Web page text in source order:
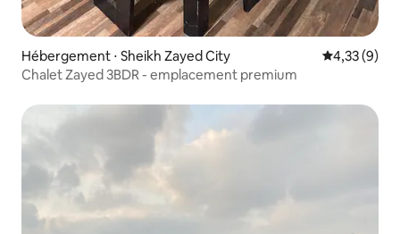
Hébergement ⋅ Sheikh Zayed City Évaluation
4,33 (9)
Chalet Zayed 3BDR - emplacement premium